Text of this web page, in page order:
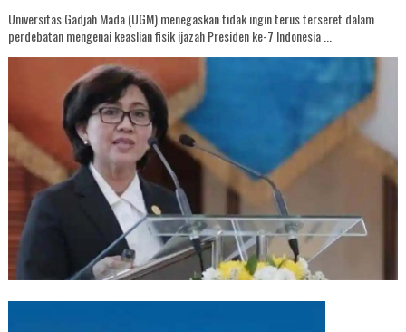
Universitas Gadjah Mada (UGM) menegaskan tidak ingin terus terseret dalam
perdebatan mengenai keaslian fisik ijazah Presiden ke-7 Indonesia ...